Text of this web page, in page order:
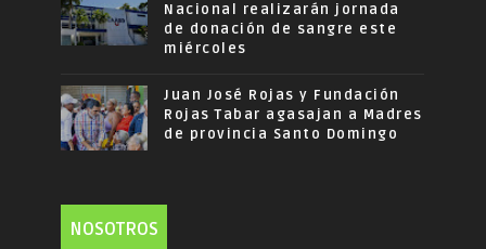
Nacional realizarán jornada
de donación de sangre este
miércoles
Juan José Rojas y Fundación
Rojas Tabar agasajan a Madres
de provincia Santo Domingo
NOSOTROS